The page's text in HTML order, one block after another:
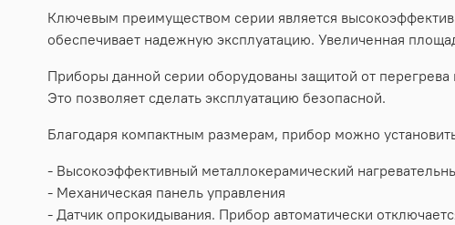
Ключевым преимуществом серии является
обеспечивает надежную эксплуатацию. Увеличенная
Приборы данной серии оборудованы защитой от перегрева
Это позволяет сделать эксплуатацию безопасной.
Благодаря компактным размерам, прибор можно
- Высокоэффективный металлокерамический
- Механическая панель управления
- Датчик опрокидывания. Прибор автоматически